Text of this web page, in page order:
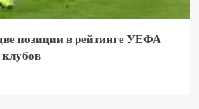
позиции в рейтинге УЕФА